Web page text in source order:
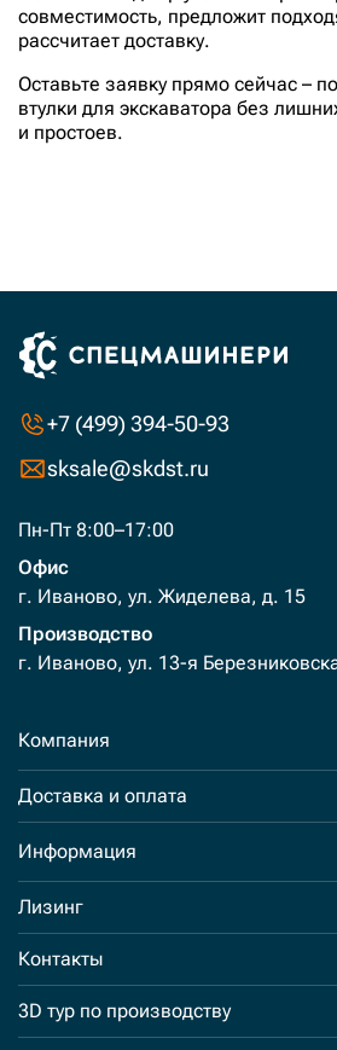
совместимость, предложит
рассчитает доставку.
Оставьте заявку прямо сейчас –
втулки для экскаватора без
и простоев.
14500
209-939-5451-JPL
209-944-5230
209-944-5230-ETP
209-944-5230-MHI
20Y-70-31271
20Y-70-31490
20Y-70-31511
20Y-70-31512
20Y-70-32321 + 20Y-70-32331
20Y-70-32351
20Y-70-32361
20Y-70-32371
20Y-70-32420
20Y-70-34211
20Y-70-41221
20Y7032361
2110-1084
+7 (499) 394-50-93
sksale@skdst.ru
Пн-Пт 8:00–17:00
Офис
г. Иваново, ул. Жиделева, д. 15
Производство
г. Иваново, ул. 13-я
Компания
Доставка и оплата
Информация
Лизинг
Контакты
3D тур по производству